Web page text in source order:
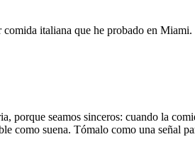
italiana que he probado en
porque seamos sinceros: cuando la
como suena. Tómalo como una señal